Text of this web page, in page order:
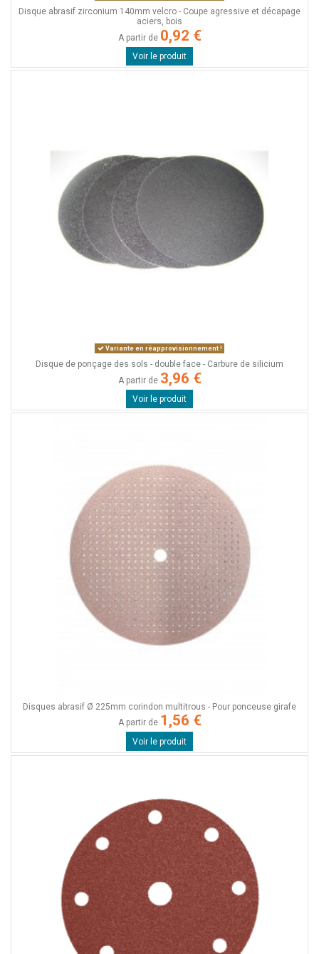
Disque abrasif zirconium 140mm velcro - Coupe agressive et décapage
aciers, bois
A partir de 0,92 €
Voir le produit
Variante en réapprovisionnement !
Disque de ponçage des sols - double face - Carbure de silicium
A partir de 3,96 €
Voir le produit
Disques abrasif Ø 225mm corindon multitrous - Pour ponceuse girafe
A partir de 1,56 €
Voir le produit